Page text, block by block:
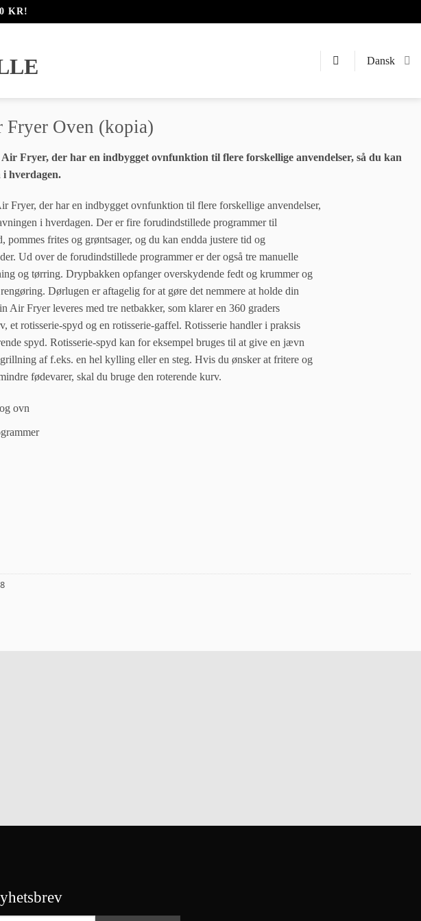
KR!
Dansk
Oven (kopia)
Fryer, der har en indbygget ovnfunktion til flere forskellige anvendelser, så du kan
hverdagen.
Fryer, der har en indbygget ovnfunktion til flere forskellige anvendelser,
i hverdagen. Der er fire forudindstillede programmer til
frites og grøntsager, og du kan endda justere tid og
Ud over de forudindstillede programmer er der også tre manuelle
og tørring. Drypbakken opfanger overskydende fedt og krummer og
Dørlugen er aftagelig for at gøre det nemmere at holde din
Air Fryer leveres med tre netbakker, som klarer en 360 graders
et rotisserie-spyd og en rotisserie-gaffel. Rotisserie handler i praksis
spyd. Rotisserie-spyd kan for eksempel bruges til at give en jævn
af f.eks. en hel kylling eller en steg. Hvis du ønsker at fritere og
fødevarer, skal du bruge den roterende kurv.
ovn